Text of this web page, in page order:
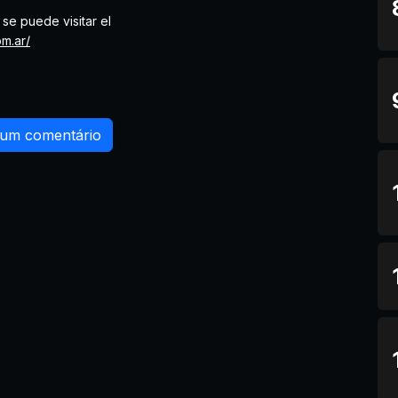
puede visitar el
comentário